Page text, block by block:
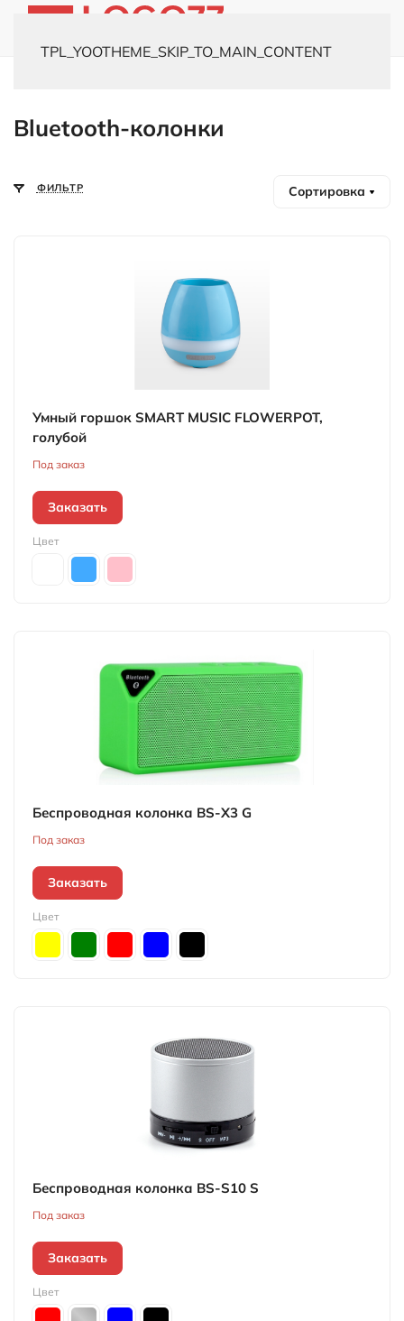
TPL_YOOTHEME_SKIP_TO_MAIN_CONTENT
Bluetooth-колонки
ФИЛЬТР Сортировка
Умный горшок SMART MUSIC FLOWERPOT,
голубой
Под заказ
Заказать
Цвет
Беспроводная колонка BS-X3 G
Под заказ
Заказать
Цвет
Беспроводная колонка BS-S10 S
Под заказ
Заказать
Цвет